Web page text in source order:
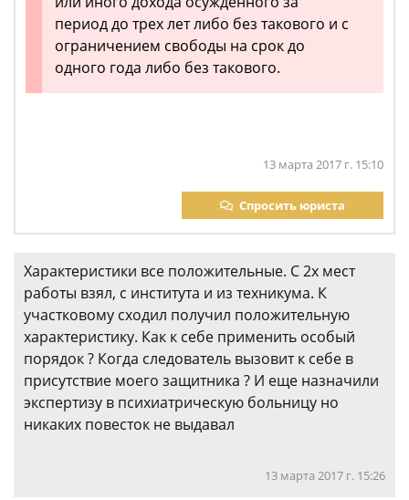
период до трех лет либо без такового и с
ограничением свободы на срок до
одного года либо без такового.
13 марта 2017 г. 15:10
Спросить юриста
Характеристики все положительные. С 2х мест
работы взял, с института и из техникума. К
участковому сходил получил положительную
характеристику. Как к себе применить особый
порядок ? Когда следователь вызовит к себе в
присутствие моего защитника ? И еще назначили
экспертизу в психиатрическую больницу но
никаких повесток не выдавал
13 марта 2017 г. 15:26